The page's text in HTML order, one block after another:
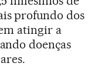
profundo dos
atingir a
doenças